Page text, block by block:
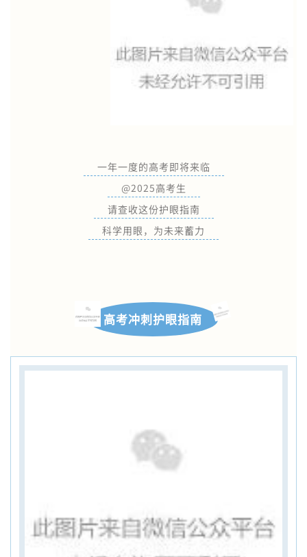
一年一度的高考即将来临
@2025高考生
请查收这份护眼指南
科学用眼，为未来蓄力
高考冲刺护眼指南